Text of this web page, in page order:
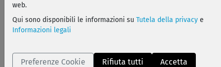
Stefanie Rohr
web.
Qui sono disponibili le informazioni su Tutela della privacy e
Informazioni legali
Preferenze Cookie Rifiuta tutti Accetta